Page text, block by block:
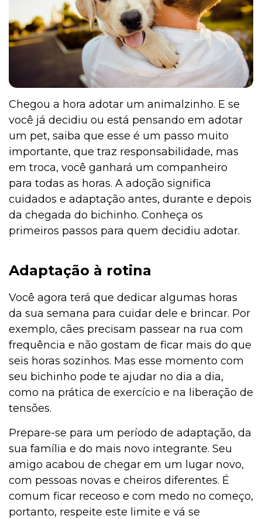
Saúde
Chegou a hora adotar um animalzinho. E se
você já decidiu ou está pensando em adotar
um pet, saiba que esse é um passo muito
importante, que traz responsabilidade, mas
em troca, você ganhará um companheiro
para todas as horas. A adoção significa
cuidados e adaptação antes, durante e depois
da chegada do bichinho. Conheça os
primeiros passos para quem decidiu adotar.
Adaptação à rotina
Você agora terá que dedicar algumas horas
da sua semana para cuidar dele e brincar. Por
exemplo, cães precisam passear na rua com
frequência e não gostam de ficar mais do que
seis horas sozinhos. Mas esse momento com
seu bichinho pode te ajudar no dia a dia,
como na prática de exercício e na liberação de
tensões.
Prepare-se para um período de adaptação, da
sua família e do mais novo integrante. Seu
amigo acabou de chegar em um lugar novo,
com pessoas novas e cheiros diferentes. É
comum ficar receoso e com medo no começo,
portanto, respeite este limite e vá se